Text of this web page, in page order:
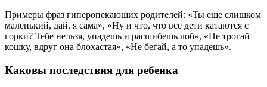
Примеры фраз гиперопекающих родителей: «Ты еще слишком
маленький, дай, я сама», «Ну и что, что все дети катаются с
горки? Тебе нельзя, упадешь и расшибешь лоб», «Не трогай
кошку, вдруг она блохастая», «Не бегай, а то упадешь».
Каковы последствия для ребенка